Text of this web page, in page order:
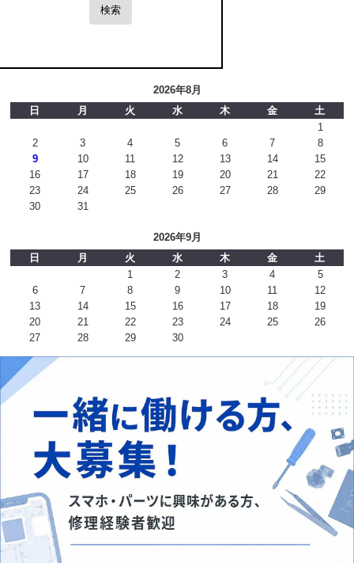
検索
2026年8月
日
月 火 水 木 金
土
1
2
3 4 5 6 7
8
9
10 11 12 13 14
15
16
17 18 19 20 21
22
23
24 25 26 27 28
29
30
31
2026年9月
日
月 火 水 木 金
土
1
2 3 4
5
6
7 8 9 10 11
12
13
14 15 16 17 18
19
20
21 22 23 24 25
26
27
28 29 30